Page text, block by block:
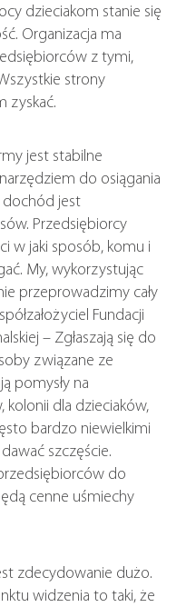
dzieciakom stanie się
Organizacja ma
z tymi,
strony
zyskać.
jest stabilne
do osiągania
dochód jest
Przedsiębiorcy
w jaki sposób, komu i
My, wykorzystując
przeprowadzimy cały
Fundacji
– Zgłaszają się do
związane ze
pomysły na
dla dzieciaków,
bardzo niewielkimi
szczęście.
do
cenne uśmiechy
zdecydowanie dużo.
widzenia to taki, że